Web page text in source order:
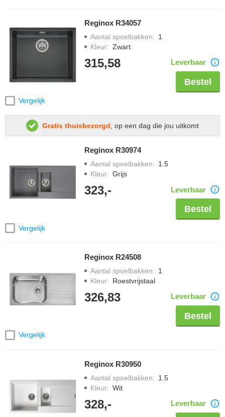
Vergelijk
Reginox R34057
Aantal spoelbakken: 1
Kleur: Zwart
315,58 Leverbaar
Bestel
Gratis thuisbezorgd, op een dag die jou uitkomt
Vergelijk
Reginox R30974
Aantal spoelbakken: 1.5
Kleur: Grijs
323,- Leverbaar
Bestel
Vergelijk
Reginox R24508
Aantal spoelbakken: 1
Kleur: Roestvrijstaal
326,83 Leverbaar
Bestel
Reginox R30950
Aantal spoelbakken: 1.5
Kleur: Wit
328,- Leverbaar